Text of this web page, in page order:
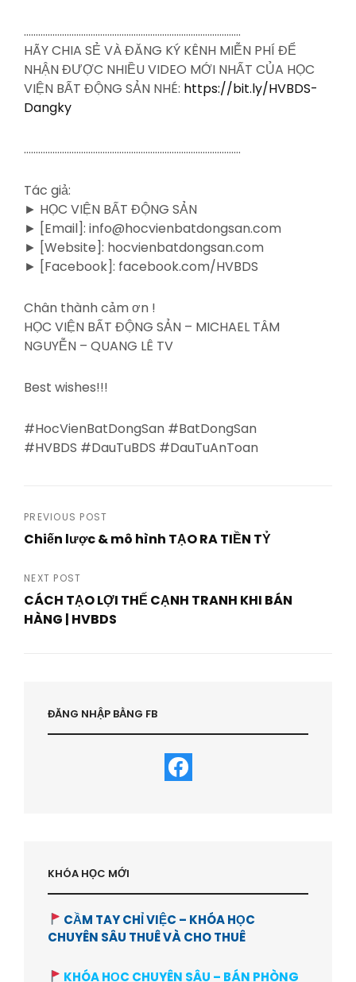
……………………………………………………………………………….
HÃY CHIA SẺ VÀ ĐĂNG KÝ KÊNH MIỄN PHÍ ĐỂ
NHẬN ĐƯỢC NHIỀU VIDEO MỚI NHẤT CỦA HỌC
VIỆN BẤT ĐỘNG SẢN NHÉ: https://bit.ly/HVBDS-
Dangky
……………………………………………………………………………….
Tác giả:
► HỌC VIỆN BẤT ĐỘNG SẢN
► [Email]: info@hocvienbatdongsan.com
► [Website]: hocvienbatdongsan.com
► [Facebook]: facebook.com/HVBDS
Chân thành cảm ơn !
HỌC VIỆN BẤT ĐỘNG SẢN – MICHAEL TÂM
NGUYỄN – QUANG LÊ TV
Best wishes!!!
#HocVienBatDongSan #BatDongSan
#HVBDS #DauTuBDS #DauTuAnToan
Post
navigation
PREVIOUS POST
Chiến lược & mô hình TẠO RA TIỀN TỶ
Post
NEXT POST
CÁCH TẠO LỢI THẾ CẠNH TRANH KHI BÁN
HÀNG | HVBDS
ĐĂNG NHẬP BẰNG FB
KHÓA HỌC MỚI
CẦM TAY CHỈ VIỆC – KHÓA HỌC
CHUYÊN SÂU THUÊ VÀ CHO THUÊ
KHÓA HỌC CHUYÊN SÂU – BÁN PHÒNG